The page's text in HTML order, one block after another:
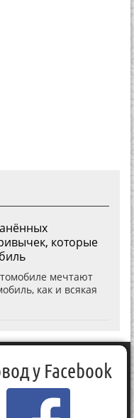
которые
мечтают
как и всякая
у Facebook